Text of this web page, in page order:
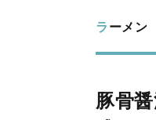
ラーメン
豚骨